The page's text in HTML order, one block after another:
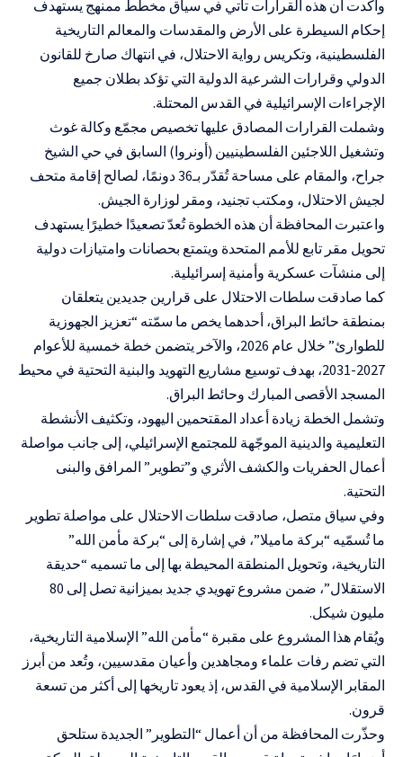
وأكدت أن هذه القرارات تأتي في سياق مخطط ممنهج يستهدف
إحكام السيطرة على الأرض والمقدسات والمعالم التاريخية
الفلسطينية، وتكريس رواية الاحتلال، في انتهاك صارخ للقانون
الدولي وقرارات الشرعية الدولية التي تؤكد بطلان جميع
الإجراءات الإسرائيلية في القدس المحتلة.
وشملت القرارات المصادق عليها تخصيص مجمّع وكالة غوث
وتشغيل اللاجئين الفلسطينيين (أونروا) السابق في حي الشيخ
جراح، والمقام على مساحة تُقدّر بـ36 دونمًا، لصالح إقامة متحف
لجيش الاحتلال، ومكتب تجنيد، ومقر لوزارة الجيش.
واعتبرت المحافظة أن هذه الخطوة تُعدّ تصعيدًا خطيرًا يستهدف
تحويل مقر تابع للأمم المتحدة ويتمتع بحصانات وامتيازات دولية
إلى منشآت عسكرية وأمنية إسرائيلية.
كما صادقت سلطات الاحتلال على قرارين جديدين يتعلقان
بمنطقة حائط البراق، أحدهما يخص ما سمّته “تعزيز الجهوزية
للطوارئ” خلال عام 2026، والآخر يتضمن خطة خمسية للأعوام
2027-2031، بهدف توسيع مشاريع التهويد والبنية التحتية في محيط
المسجد الأقصى المبارك وحائط البراق.
وتشمل الخطة زيادة أعداد المقتحمين اليهود، وتكثيف الأنشطة
التعليمية والدينية الموجّهة للمجتمع الإسرائيلي، إلى جانب مواصلة
أعمال الحفريات والكشف الأثري و”تطوير” المرافق والبنى
التحتية.
وفي سياق متصل، صادقت سلطات الاحتلال على مواصلة تطوير
ما تُسمّيه “بركة ماميلا”، في إشارة إلى “بركة مأمن الله”
التاريخية، وتحويل المنطقة المحيطة بها إلى ما تسميه “حديقة
الاستقلال”، ضمن مشروع تهويدي جديد بميزانية تصل إلى 80
مليون شيكل.
ويُقام هذا المشروع على مقبرة “مأمن الله” الإسلامية التاريخية،
التي تضم رفات علماء ومجاهدين وأعيان مقدسيين، وتُعد من أبرز
المقابر الإسلامية في القدس، إذ يعود تاريخها إلى أكثر من تسعة
قرون.
وحذّرت المحافظة من أن أعمال “التطوير” الجديدة ستلحق